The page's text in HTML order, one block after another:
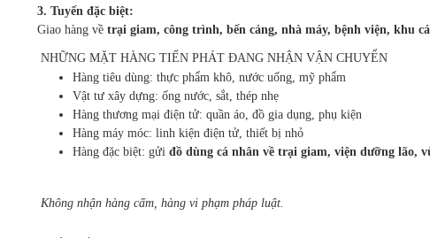
3. Tuyến đặc biệt:
Giao hàng về trại giam, công trình, bến cảng, nhà máy, bệnh viện, khu
NHỮNG MẶT HÀNG TIẾN PHÁT ĐANG NHẬN VẬN CHUYỂN
Hàng tiêu dùng: thực phẩm khô, nước uống, mỹ phẩm
Vật tư xây dựng: ống nước, sắt, thép nhẹ
Hàng thương mại điện tử: quần áo, đồ gia dụng, phụ kiện
Hàng máy móc: linh kiện điện tử, thiết bị nhỏ
Hàng đặc biệt: gửi đồ dùng cá nhân về trại giam, viện dưỡng lão,
Không nhận hàng cấm, hàng vi phạm pháp luật.